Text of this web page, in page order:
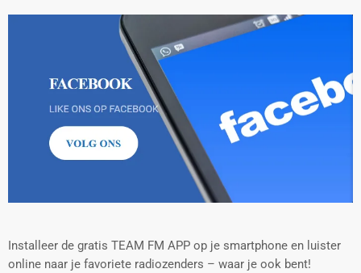
Installeer de gratis TEAM FM APP op je smartphone en luister
online naar je favoriete radiozenders – waar je ook bent!